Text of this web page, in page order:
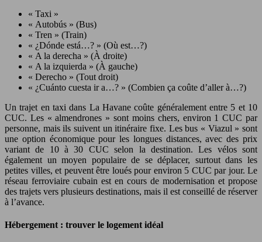
« Taxi »
« Autobús » (Bus)
« Tren » (Train)
« ¿Dónde está…? » (Où est…?)
« A la derecha » (À droite)
« A la izquierda » (À gauche)
« Derecho » (Tout droit)
« ¿Cuánto cuesta ir a…? » (Combien ça coûte d’aller à…?)
Un trajet en taxi dans La Havane coûte généralement entre 5 et 10
CUC. Les « almendrones » sont moins chers, environ 1 CUC par
personne, mais ils suivent un itinéraire fixe. Les bus « Viazul » sont
une option économique pour les longues distances, avec des prix
variant de 10 à 30 CUC selon la destination. Les vélos sont
également un moyen populaire de se déplacer, surtout dans les
petites villes, et peuvent être loués pour environ 5 CUC par jour. Le
réseau ferroviaire cubain est en cours de modernisation et propose
des trajets vers plusieurs destinations, mais il est conseillé de réserver
à l’avance.
Hébergement : trouver le logement idéal